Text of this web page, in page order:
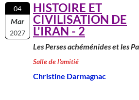
04
Mar
2027
HISTOIRE ET
CIVILISATION DE
L'IRAN - 2
Les Perses achéménides et les
Salle de l'amitié
Christine Darmagnac